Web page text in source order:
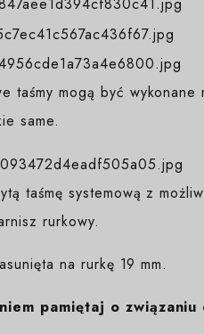
taśmy mogą być
same.
taśmę systemową z
rurkowy.
na rurkę 19 mm.
pamiętaj o